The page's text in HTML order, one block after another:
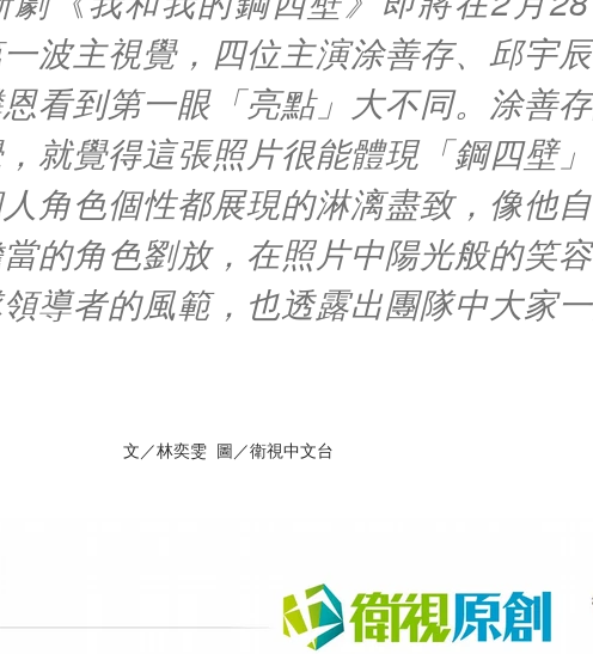
波主視覺，四位主演涂善存、邱宇
看到第一眼「亮點」大不同。涂善
就覺得這張照片很能體現「鋼四壁
角色個性都展現的淋漓盡致，像他
的角色劉放，在照片中陽光般的笑
導者的風範，也透露出團隊中大家
文／林奕雯 圖／衛視中文台